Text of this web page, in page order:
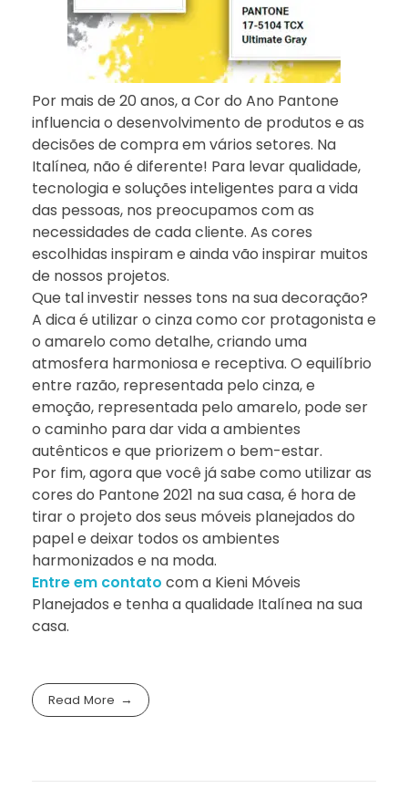
Por mais de 20 anos, a Cor do Ano Pantone
influencia o desenvolvimento de produtos e as
decisões de compra em vários setores. Na
Italínea, não é diferente! Para levar qualidade,
tecnologia e soluções inteligentes para a vida
das pessoas, nos preocupamos com as
necessidades de cada cliente. As cores
escolhidas inspiram e ainda vão inspirar muitos
de nossos projetos.
Que tal investir nesses tons na sua decoração?
A dica é utilizar o cinza como cor protagonista e
o amarelo como detalhe, criando uma
atmosfera harmoniosa e receptiva. O equilíbrio
entre razão, representada pelo cinza, e
emoção, representada pelo amarelo, pode ser
o caminho para dar vida a ambientes
autênticos e que priorizem o bem-estar.
Por fim, agora que você já sabe como utilizar as
cores do Pantone 2021 na sua casa, é hora de
tirar o projeto dos seus móveis planejados do
papel e deixar todos os ambientes
harmonizados e na moda.
Entre em contato com a Kieni Móveis
Planejados e tenha a qualidade Italínea na sua
casa.
Read More